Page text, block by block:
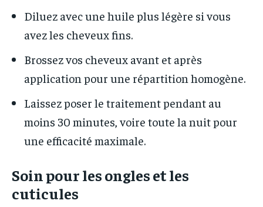
Diluez avec une huile plus légère si vous
avez les cheveux fins.
Brossez vos cheveux avant et après
application pour une répartition homogène.
Laissez poser le traitement pendant au
moins 30 minutes, voire toute la nuit pour
une efficacité maximale.
Soin pour les ongles et les
cuticules